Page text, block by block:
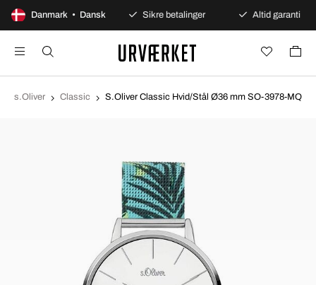
Danmark • Dansk
100 dages åbent køb Sikre betalinger Altid garanti
s.Oliver Classic S.Oliver Classic Hvid/Stål Ø36 mm SO-3978-MQ